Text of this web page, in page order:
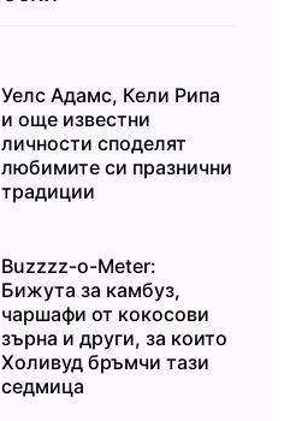
Уелс Адамс, Кели Рипа
и още известни
личности споделят
любимите си празнични
традиции
Buzzzz-o-Meter:
Бижута за камбуз,
чаршафи от кокосови
зърна и други, за които
Холивуд бръмчи тази
седмица